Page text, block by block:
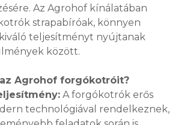
Az Agrohof kínálatában
strapabíróak, könnyen
teljesítményt nyújtanak
között.
Agrohof forgókotróit?
A forgókotrók erős
technológiával rendelkeznek,